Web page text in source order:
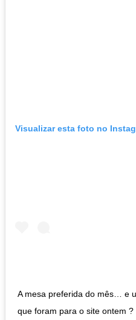
Visualizar esta foto no
A mesa preferida do mês… e
que foram para o site ontem